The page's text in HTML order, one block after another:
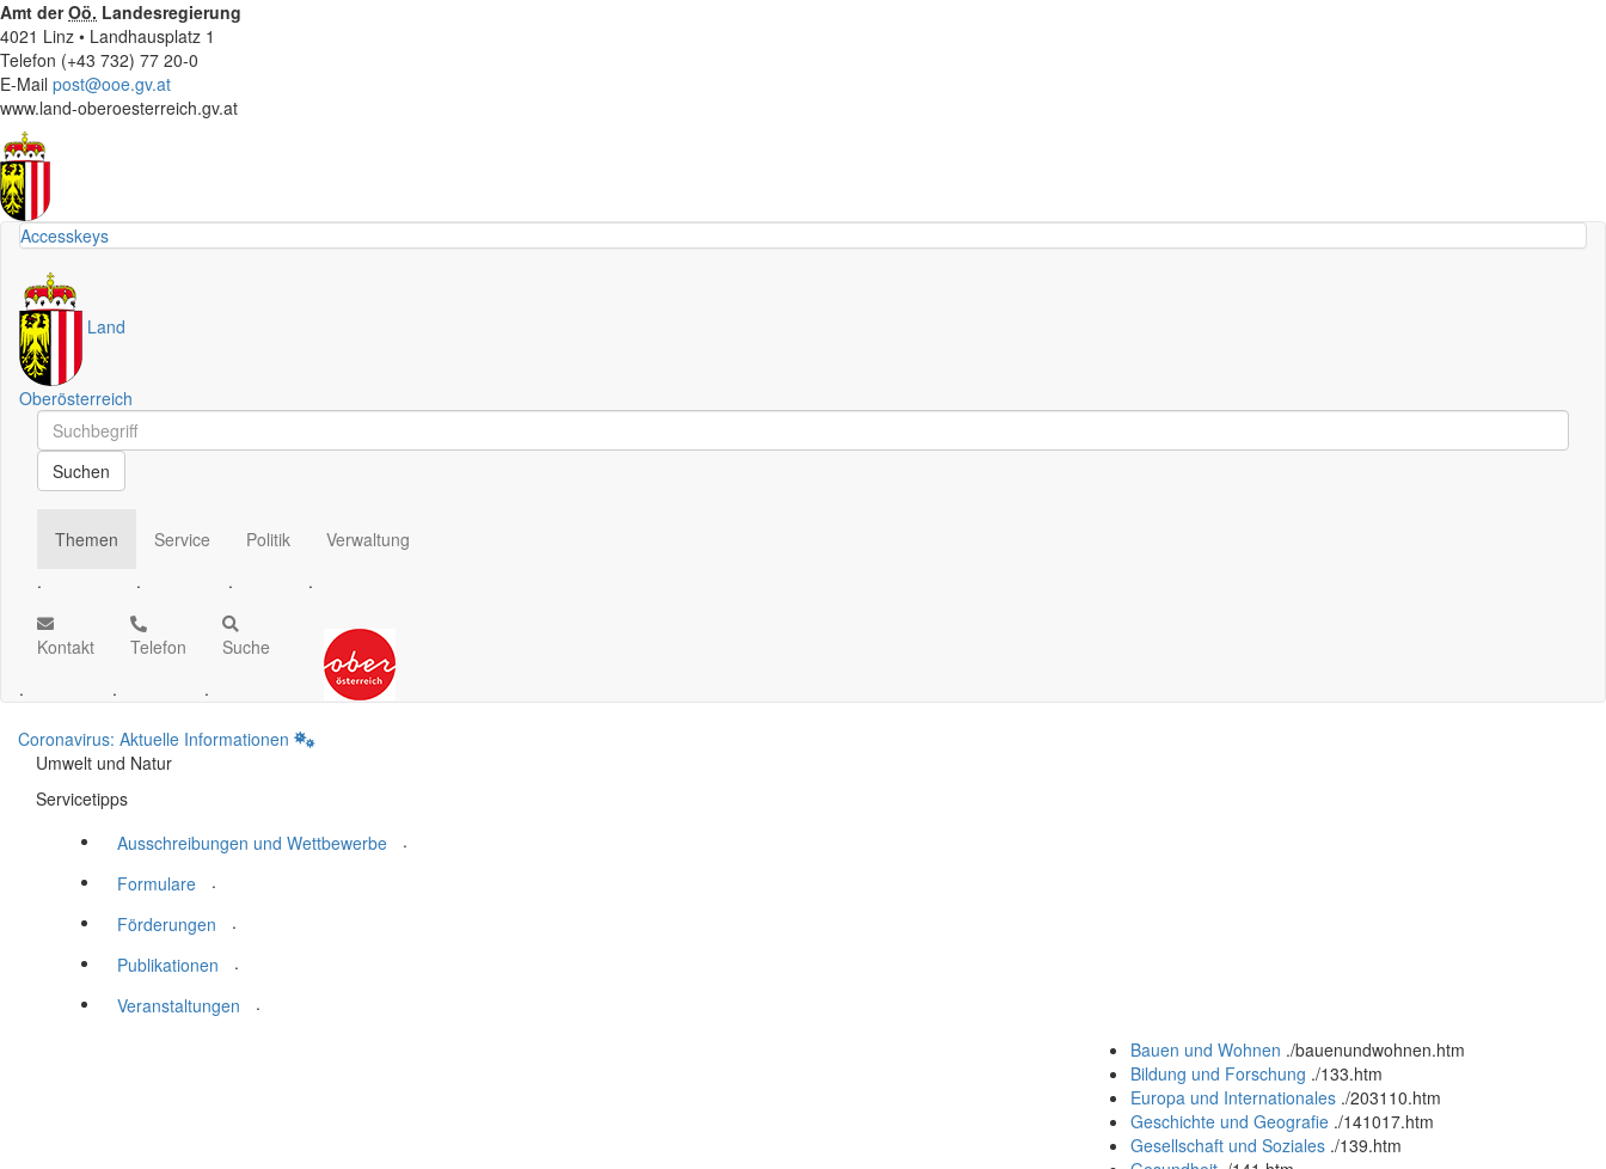
Amt derOö. Landesregierung
4021 Linz • Landhausplatz 1
Telefon (+43 732) 77 20-0
E-Mail post@ooe.gv.at
www.land-oberoesterreich.gv.at
Accesskeys
Land
Oberösterreich
Schnellsuche
Schnellsuche
Suchen
Themen
.
Service
.
Politik
.
Verwaltung
.
Kontakt
.
Telefon
.
Suche
.
Coronavirus: Aktuelle Informationen
Umwelt und Natur
Servicetipps
Ausschreibungen und Wettbewerbe
.
Formulare
.
Förderungen
.
Publikationen
.
Veranstaltungen
.
Bauen und Wohnen ./bauenundwohnen.htm
Bildung und Forschung ./133.htm
Europa und Internationales ./203110.htm
Geschichte und Geografie ./141017.htm
Gesellschaft und Soziales ./139.htm